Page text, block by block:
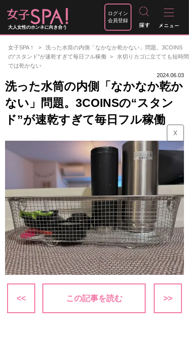
大人女性のホンネに向き合う
ログイン
会員登録
女子SPA！
洗った水筒の内側「なかなか乾かない」問題。3COINS
の“スタンド”が速乾すぎて毎日フル稼働
水切りカゴに立てても短時間
では乾かない
2024.06.03
洗った水筒の内側「なかなか乾か
ない」問題。3COINSの“スタン
ド”が速乾すぎて毎日フル稼働
☓
<< この記事を読む >>